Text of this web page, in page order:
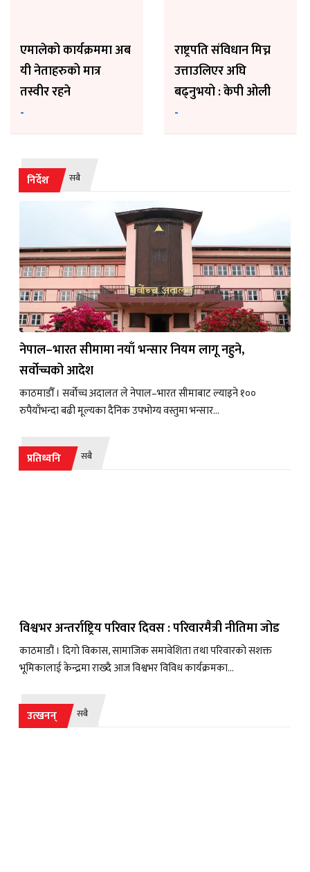
एमालेको कार्यक्रममा अब
यी नेताहरुको मात्र
तस्वीर रहने
-
राष्ट्रपति संविधान मिच्न
उत्ताउलिएर अघि
बढ्नुभयो : केपी ओली
-
निर्देश सबै
नेपाल–भारत सीमामा नयाँ भन्सार नियम लागू नहुने,
सर्वोच्चको आदेश
काठमाडौँ । सर्वोच्च अदालत ले नेपाल–भारत सीमाबाट ल्याइने १००
रुपैयाँभन्दा बढी मूल्यका दैनिक उपभोग्य वस्तुमा भन्सार...
प्रतिध्वनि सबै
विश्वभर अन्तर्राष्ट्रिय परिवार दिवस : परिवारमैत्री नीतिमा जोड
काठमाडौं । दिगो विकास, सामाजिक समावेशिता तथा परिवारको सशक्त
भूमिकालाई केन्द्रमा राख्दै आज विश्वभर विविध कार्यक्रमका...
उत्खनन् सबै